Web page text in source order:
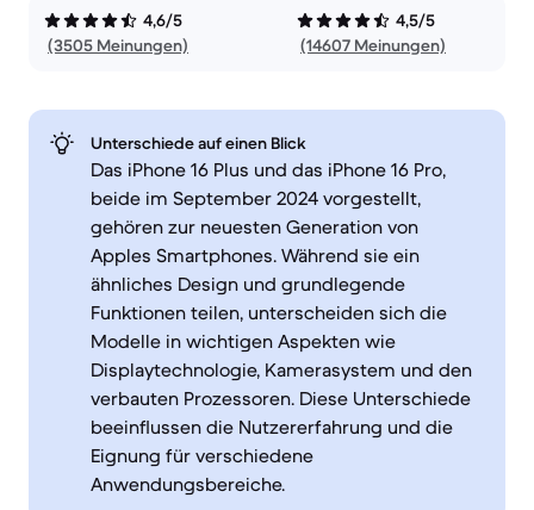
4,6/5
(3505 Meinungen)
4,5/5
(14607 Meinungen)
Unterschiede auf einen Blick
Das iPhone 16 Plus und das iPhone 16 Pro,
beide im September 2024 vorgestellt,
gehören zur neuesten Generation von
Apples Smartphones. Während sie ein
ähnliches Design und grundlegende
Funktionen teilen, unterscheiden sich die
Modelle in wichtigen Aspekten wie
Displaytechnologie, Kamerasystem und den
verbauten Prozessoren. Diese Unterschiede
beeinflussen die Nutzererfahrung und die
Eignung für verschiedene
Anwendungsbereiche.